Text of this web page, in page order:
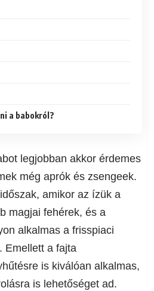
a babokról?
legjobban akkor érdemes
még aprók és zsengeek.
amikor az ízük a
magjai fehérek, és a
alkalmas a frisspiaci
Emellett a fajta
is kiválóan alkalmas,
is lehetőséget ad.